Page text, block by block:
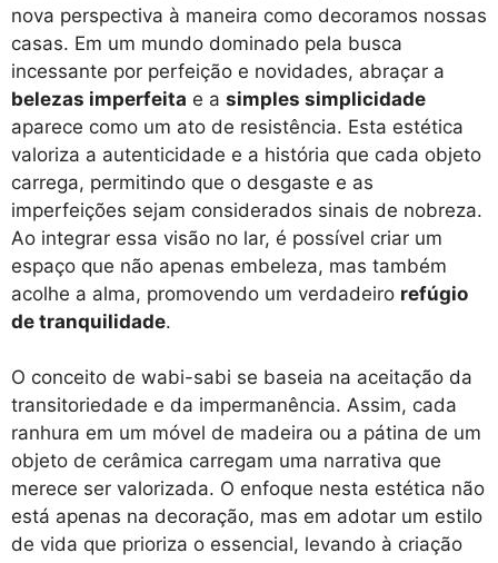
nova perspectiva à maneira como decoramos nossas
casas. Em um mundo dominado pela busca
incessante por perfeição e novidades, abraçar a
belezas imperfeita e a simples simplicidade
aparece como um ato de resistência. Esta estética
valoriza a autenticidade e a história que cada objeto
carrega, permitindo que o desgaste e as
imperfeições sejam considerados sinais de nobreza.
Ao integrar essa visão no lar, é possível criar um
espaço que não apenas embeleza, mas também
acolhe a alma, promovendo um verdadeiro refúgio
de tranquilidade.
O conceito de wabi-sabi se baseia na aceitação da
transitoriedade e da impermanência. Assim, cada
ranhura em um móvel de madeira ou a pátina de um
objeto de cerâmica carregam uma narrativa que
merece ser valorizada. O enfoque nesta estética não
está apenas na decoração, mas em adotar um estilo
de vida que prioriza o essencial, levando à criação